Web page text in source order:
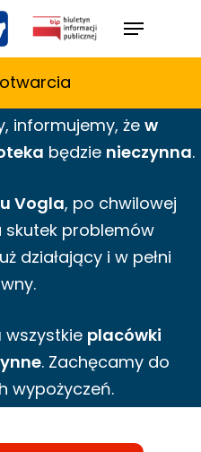
Menu
informujemy, że w
będzie nieczynna.
Vogla, po chwilowej
problemów
działający i w pełni
wszystkie placówki
. Zachęcamy do
wypożyczeń.